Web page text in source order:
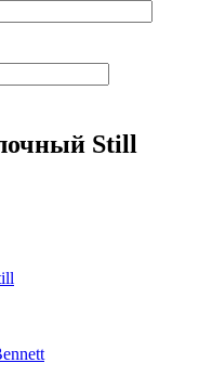
Still